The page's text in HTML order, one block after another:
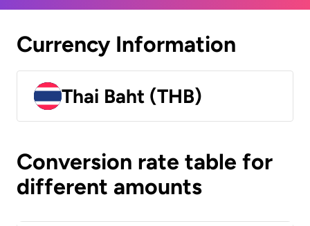
Currency Information
Thai Baht (THB)
Conversion rate table for
different amounts